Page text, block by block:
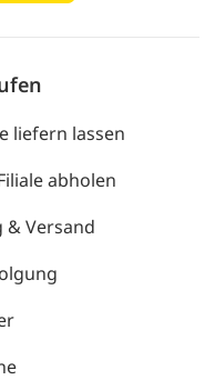
liefern lassen
abholen
& Versand